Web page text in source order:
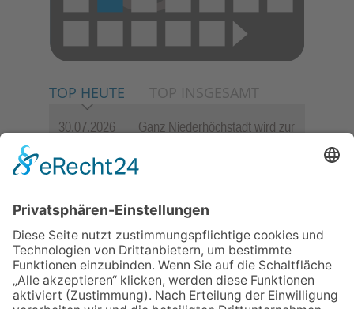
TOP HEUTE TOP INSGESAMT
30.07.2026
Ganz Niederhöchstadt wird zur
06.08.2026
Jugendchor Hochtaunus
Programm „Changes“
Sommerabend: Der Rettershof
lädt wieder zum Weinfest ein
06.08.2026
Hisamoto und Tölke begeistern
mit Werken von Walter